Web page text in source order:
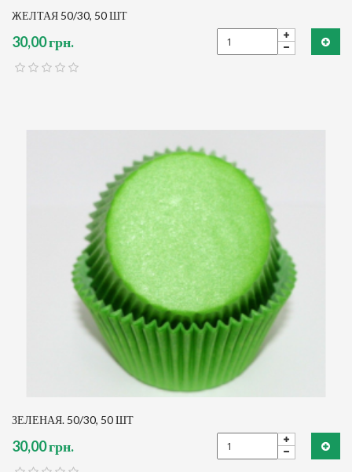
ЖЕЛТАЯ 50/30, 50 ШТ
30,00 грн.
ЗЕЛЕНАЯ. 50/30, 50 ШТ
30,00 грн.